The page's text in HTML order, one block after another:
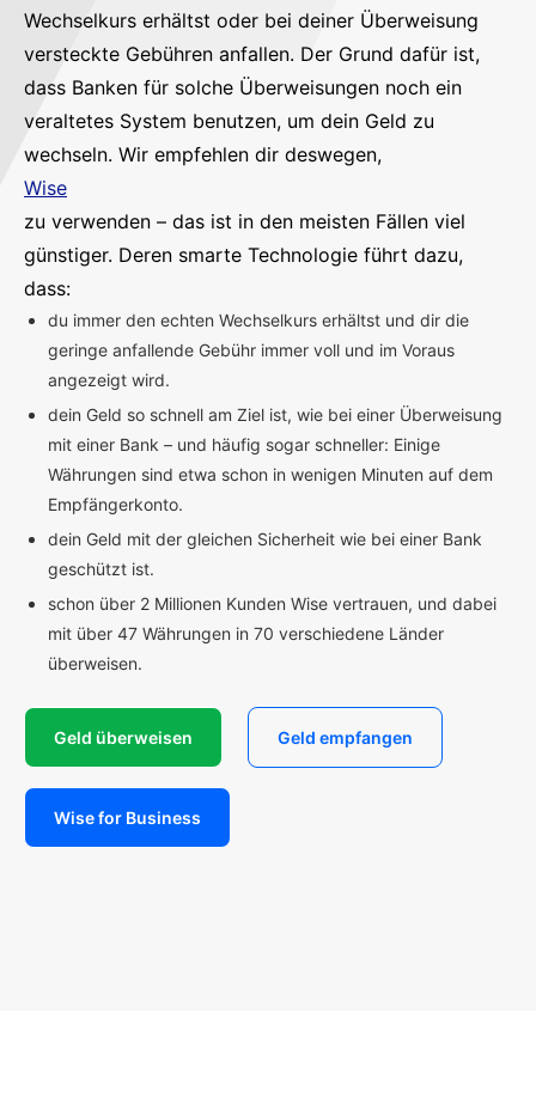
Wechselkurs erhältst oder bei deiner Überweisung
versteckte Gebühren anfallen. Der Grund dafür ist,
dass Banken für solche Überweisungen noch ein
veraltetes System benutzen, um dein Geld zu
wechseln. Wir empfehlen dir deswegen,
Wise
zu verwenden – das ist in den meisten Fällen viel
günstiger. Deren smarte Technologie führt dazu,
dass:
du immer den echten Wechselkurs erhältst und dir die
geringe anfallende Gebühr immer voll und im Voraus
angezeigt wird.
dein Geld so schnell am Ziel ist, wie bei einer Überweisung
mit einer Bank – und häufig sogar schneller: Einige
Währungen sind etwa schon in wenigen Minuten auf dem
Empfängerkonto.
dein Geld mit der gleichen Sicherheit wie bei einer Bank
geschützt ist.
schon über 2 Millionen Kunden Wise vertrauen, und dabei
mit über 47 Währungen in 70 verschiedene Länder
überweisen.
Geld überweisen Geld empfangen
Wise for Business